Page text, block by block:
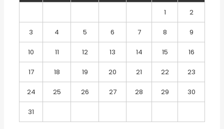
1 2
3 4 5 6 7 8 9
10 11 12 13 14 15 16
17 18 19 20 21 22 23
24 25 26 27 28 29 30
31